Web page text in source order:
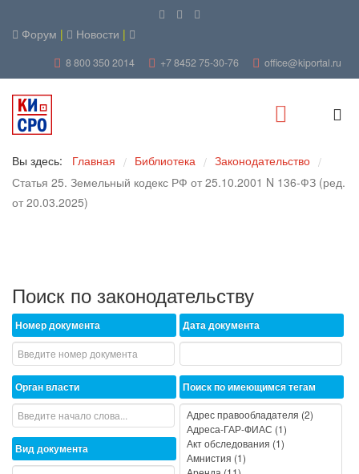
Форум | Новости |
8 800 350 2014 +7 8452 75-30-76 office@kiportal.ru
Вы здесь: Главная / Библиотека / Законодательство /
Статья 25. Земельный кодекс РФ от 25.10.2001 N 136-ФЗ (ред.
от 20.03.2025)
Поиск по законодательству
Номер документа
Орган власти
Вид документа
Дата документа
Поиск по имеющимся тегам